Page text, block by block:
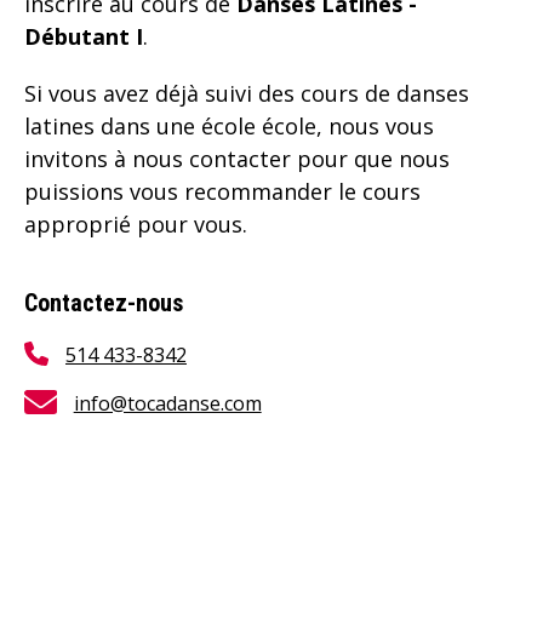
Débutant I.
Si vous avez déjà suivi des cours de danses
latines dans une école école, nous vous
invitons à nous contacter pour que nous
puissions vous recommander le cours
approprié pour vous.
Contactez-nous
514 433-8342
info@tocadanse.com